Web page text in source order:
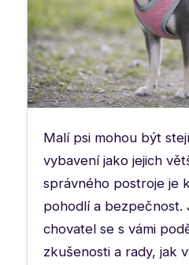
Malí psi mohou být
vybavení jako jejich
správného postroje je
pohodlí a bezpečnost.
chovatel se s vámi
zkušenosti a rady, jak